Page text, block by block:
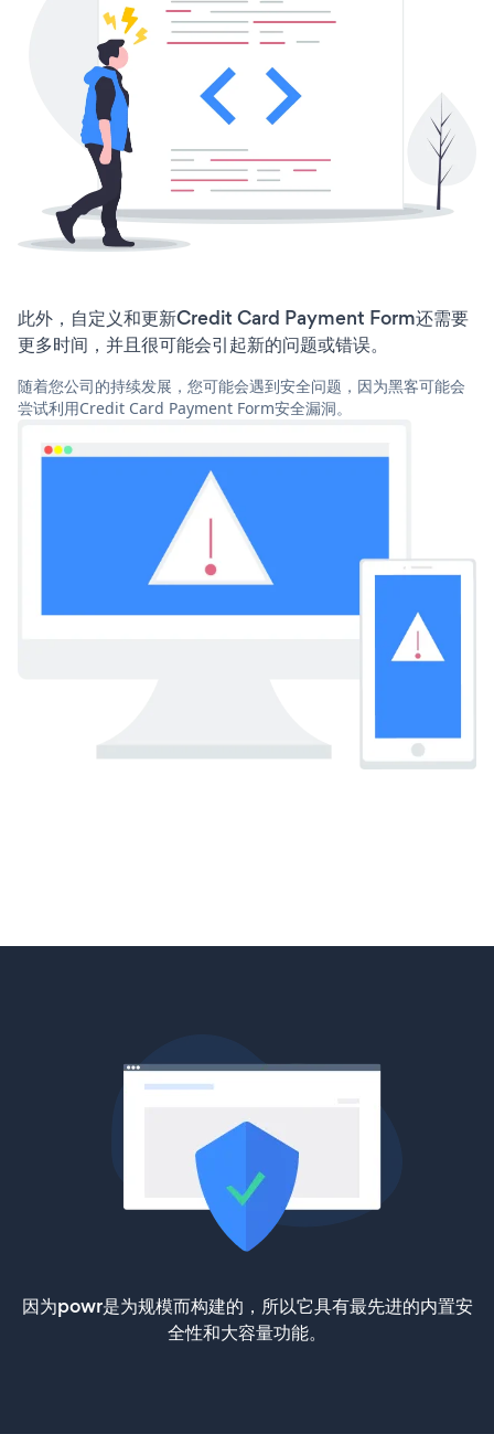
此外，自定义和更新Credit Card Payment Form还需要
更多时间，并且很可能会引起新的问题或错误。
随着您公司的持续发展，您可能会遇到安全问题，因为黑客可能会
尝试利用Credit Card Payment Form安全漏洞。
因为powr是为规模而构建的，所以它具有最先进的内置安
全性和大容量功能。